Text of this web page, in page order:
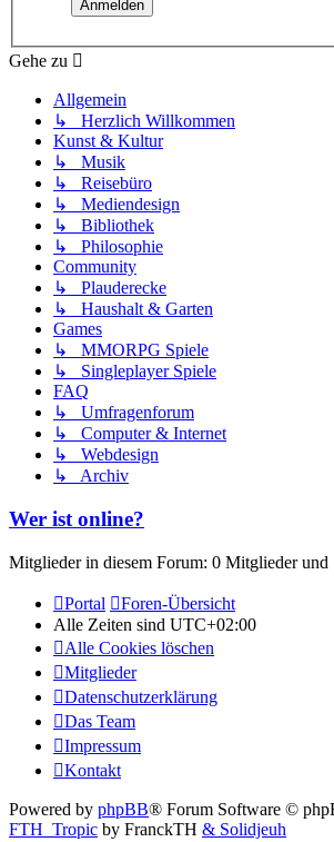
Gehe zu
Allgemein
↳ Herzlich Willkommen
Kunst & Kultur
↳ Musik
↳ Reisebüro
↳ Mediendesign
↳ Bibliothek
↳ Philosophie
Community
↳ Plauderecke
↳ Haushalt & Garten
Games
↳ MMORPG Spiele
↳ Singleplayer Spiele
FAQ
↳ Umfragenforum
↳ Computer & Internet
↳ Webdesign
↳ Archiv
Wer ist online?
Mitglieder in diesem Forum: 0 Mitglieder und
Portal
Foren-Übersicht
Alle Zeiten sind UTC+02:00
Alle Cookies löschen
Mitglieder
Datenschutzerklärung
Das Team
Impressum
Kontakt
Powered by phpBB® Forum Software ©
FTH_Tropic by FranckTH & Solidjeuh